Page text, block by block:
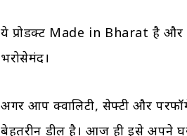
ये प्रोडक्ट Made in Bharat है और
भरोसेमंद।
अगर आप क्वालिटी, सेफ्टी और
बेहतरीन डील है। आज ही इसे अपने